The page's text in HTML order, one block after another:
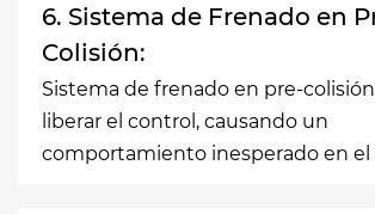
6. Sistema de Frenado en
Colisión:
Sistema de frenado en pre-
liberar el control, causando un
comportamiento inesperado en el